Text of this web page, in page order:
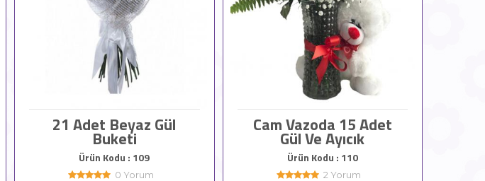
21 Adet Beyaz Gül
Buketi
Ürün Kodu : 109
0 Yorum
Cam Vazoda 15 Adet
Gül Ve Ayıcık
Ürün Kodu : 110
2 Yorum